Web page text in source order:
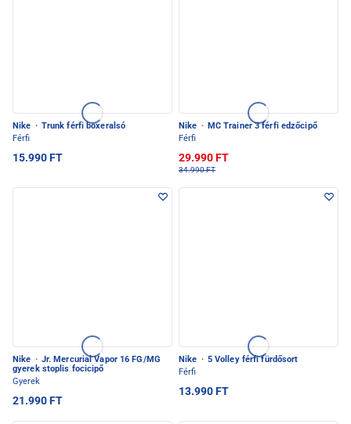
Nike · Trunk férfi boxeralsó
Férfi
15.990 FT
Nike · MC Trainer 3 férfi edzőcipő
Férfi
29.990 FT
34.990 FT
Nike · Jr. Mercurial Vapor 16 FG/MG
gyerek stoplis focicipő
Gyerek
21.990 FT
Nike · 5 Volley férfi fürdősort
Férfi
13.990 FT